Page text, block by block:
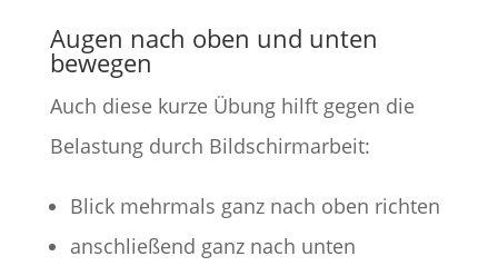
Augen nach oben und unten
bewegen
Auch diese kurze Übung hilft gegen die
Belastung durch Bildschirmarbeit:
Blick mehrmals ganz nach oben richten
anschließend ganz nach unten